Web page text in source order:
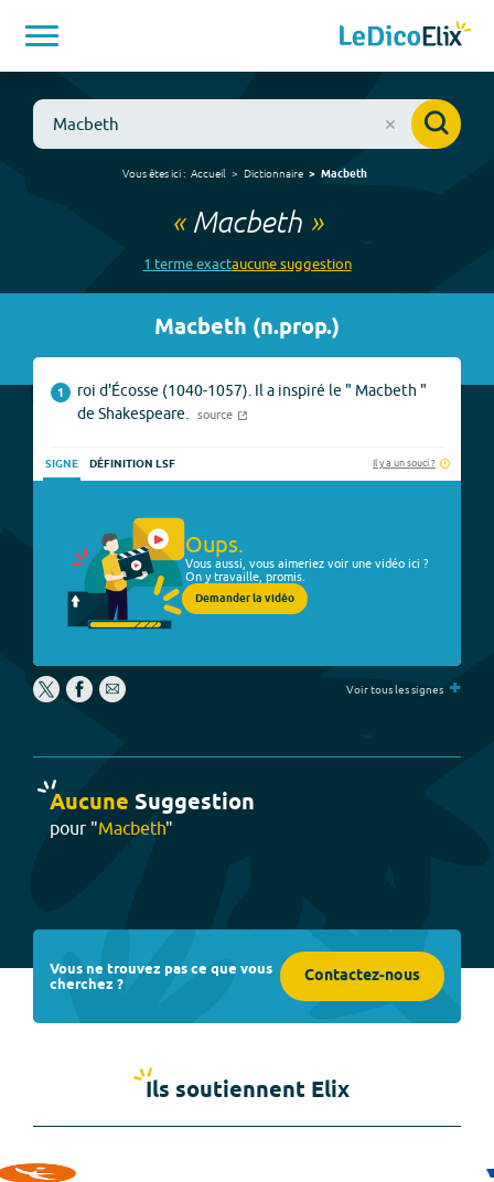
Vous êtes ici : Accueil Dictionnaire Macbeth
« Macbeth »
1 termeexactaucunesuggestion
Macbeth (n.prop.)
1
roi d'Écosse (1040-1057). Il a inspiré le " Macbeth "
de Shakespeare.
source
SIGNE DÉFINITION LSF Il y a un souci ?
Oups.
Vous aussi, vous aimeriez voir une vidéo ici ?
On y travaille, promis.
Demander la vidéo
Voir tous les signes +
Aucune Suggestion
pour "Macbeth"
Vous ne trouvez pas ce que vous
cherchez ? Contactez-nous
Ils soutiennent Elix